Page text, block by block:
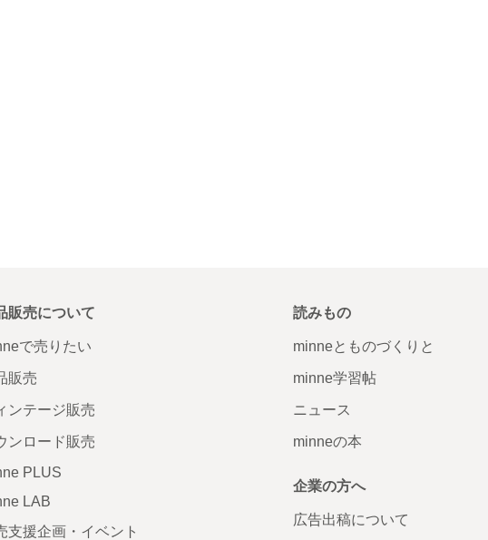
販売について
で売りたい
販売
ンテージ販売
ンロード販売
PLUS
LAB
支援企画・イベント
読みもの
minneとものづくりと
minne学習帖
ニュース
minneの本
企業の方へ
広告出稿について